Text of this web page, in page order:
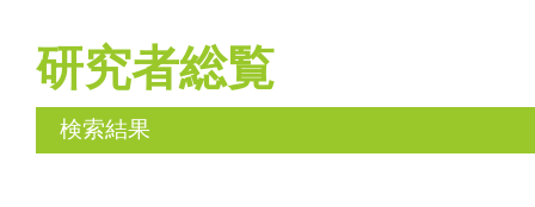
研究者総覧
検索結果